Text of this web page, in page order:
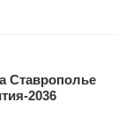
Ставрополье
2036